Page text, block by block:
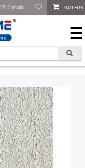
0,00 EUR
FR | Français
☰